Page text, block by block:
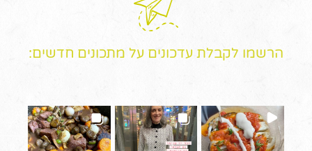
הרשמו לקבלת עדכונים על מתכונים חדשים: